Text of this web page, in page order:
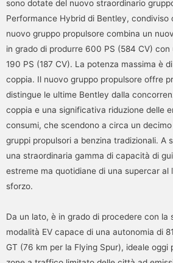
sono dotate del nuovo straordinario
Performance Hybrid di Bentley, condiviso
nuovo gruppo propulsore combina un
in grado di produrre 600 PS (584 CV)
190 PS (187 CV). La potenza massima è
coppia. Il nuovo gruppo propulsore offre
distingue le ultime Bentley dalla
coppia e una significativa riduzione delle
consumi, che scendono a circa un
gruppi propulsori a benzina tradizionali. A
una straordinaria gamma di capacità di
estreme ma quotidiane di una supercar al
sforzo.
Da un lato, è in grado di procedere con la
modalità EV capace di una autonomia di
GT (76 km per la Flying Spur), ideale oggi